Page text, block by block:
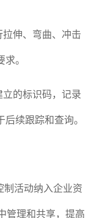
伸、弯曲、冲击
。
的标识码，记录
续跟踪和查询。
活动纳入企业资
管理和共享，提高